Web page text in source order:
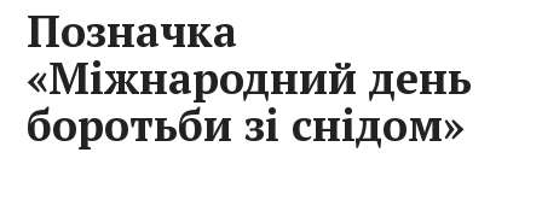
Позначка
«Міжнародний день
боротьби зі снідом»